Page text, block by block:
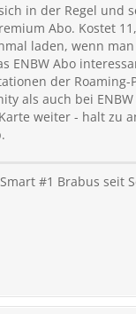
in der Regel und
Abo. Kostet
laden, wenn
Abo
der
als auch bei
weiter - halt zu
#1 Brabus seit